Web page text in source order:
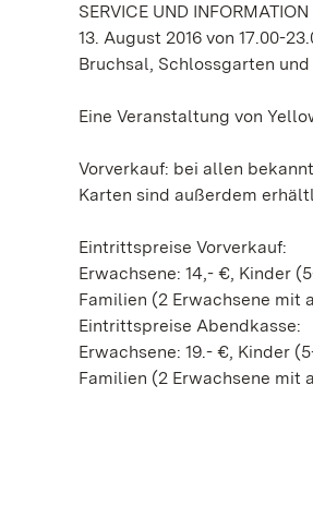
SERVICE UND
13. August 2016 von 17.00-
Bruchsal, Schlossgarten
Eine Veranstaltung von
Vorverkauf: bei allen
Karten sind außerdem
Eintrittspreise Vorverkauf:
Erwachsene: 14,- €, Kinder
Familien (2 Erwachsene mit
Eintrittspreise Abendkasse:
Erwachsene: 19.- €, Kinder
Familien (2 Erwachsene mit